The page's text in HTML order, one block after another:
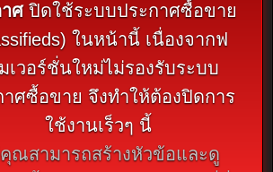
ศปิดใช้ระบบประกาศซื้อขาย
ในหน้านี้ เนื่องจากฟ
เวอร์ชั่นใหม่ไม่รองรับระบบ
าศซื้อขาย จึงทำให้ต้องปิดการ
ใช้งานเร็วๆ นี้
ณสามารถสร้างหัวข้อและดู